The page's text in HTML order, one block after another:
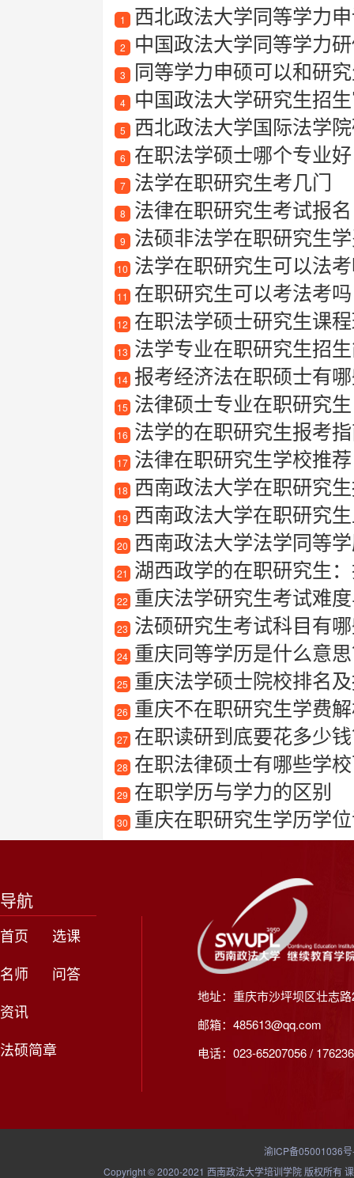
1 西北政法大学同等学力
2 中国政法大学同等学力
3 同等学力申硕可以和研
4 中国政法大学研究生招
5 西北政法大学国际法学
6 在职法学硕士哪个专业好
7 法学在职研究生考几门
8 法律在职研究生考试报名
9 法硕非法学在职研究生
10 法学在职研究生可以法
11 在职研究生可以考法考吗
12 在职法学硕士研究生课
13 法学专业在职研究生招
14 报考经济法在职硕士有哪
15 法律硕士专业在职研究生
16 法学的在职研究生报考
17 法律在职研究生学校推荐
18 西南政法大学在职研究
19 西南政法大学在职研究
20 西南政法大学法学同等
21 湖西政学的在职研究生
22 重庆法学研究生考试难
23 法硕研究生考试科目有
24 重庆同等学历是什么意
25 重庆法学硕士院校排名
26 重庆不在职研究生学费
27 在职读研到底要花多少
28 在职法律硕士有哪些学
29 在职学历与学力的区别
30 重庆在职研究生学历学
导航
首页
选课
名师
问答
资讯
法硕简章
地址：重庆市沙坪坝区壮志
邮箱：485613@qq.com
电话：023-65207056 /
渝ICP备05001036
Copyright © 2020-2021 西南政法大学培训学院 版权所有